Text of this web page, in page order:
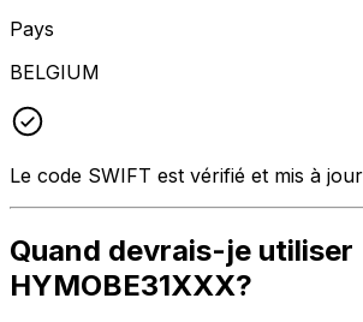
Pays
BELGIUM
Le code SWIFT est vérifié et mis à
Quand devrais-je utiliser
HYMOBE31XXX?